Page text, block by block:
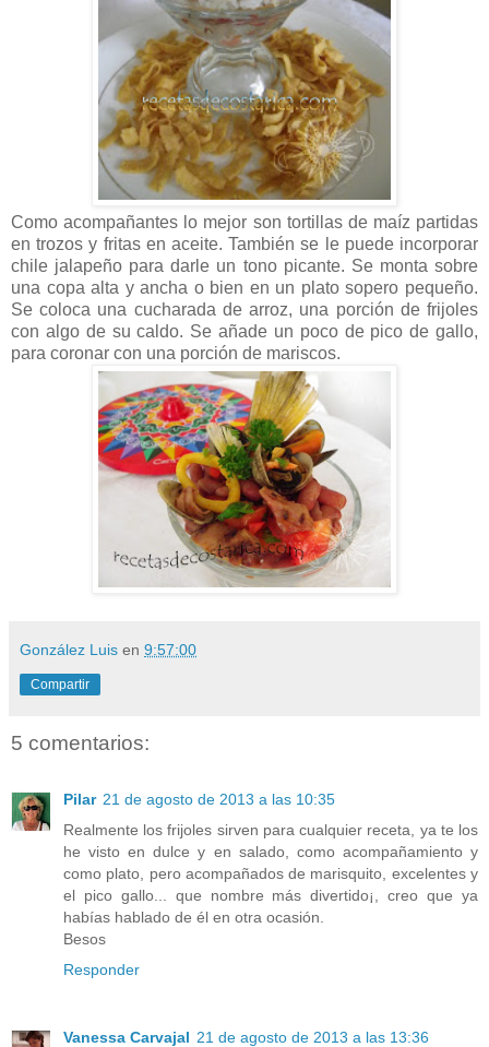
Como acompañantes lo mejor son tortillas de maíz partidas
en trozos y fritas en aceite. También se le puede incorporar
chile jalapeño para darle un tono picante. Se monta sobre
una copa alta y ancha o bien en un plato sopero pequeño.
Se coloca una cucharada de arroz, una porción de frijoles
con algo de su caldo. Se añade un poco de pico de gallo,
para coronar con una porción de mariscos.
González Luis en 9:57:00
Compartir
5 comentarios:
Pilar 21 de agosto de 2013 a las 10:35
Realmente los frijoles sirven para cualquier receta, ya te los
he visto en dulce y en salado, como acompañamiento y
como plato, pero acompañados de marisquito, excelentes y
el pico gallo... que nombre más divertido¡, creo que ya
habías hablado de él en otra ocasión.
Besos
Responder
Vanessa Carvajal 21 de agosto de 2013 a las 13:36